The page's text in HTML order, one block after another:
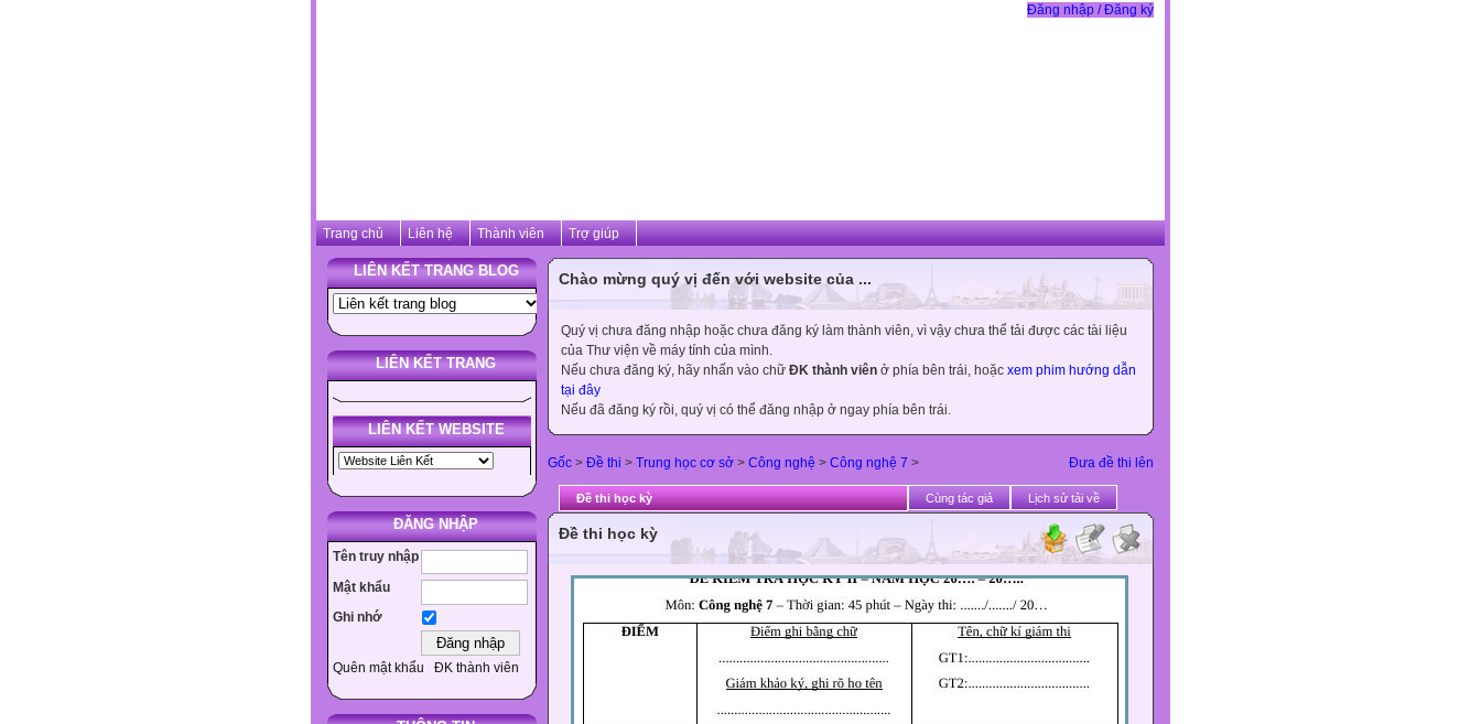
Đăng nhập / Đăng ký
Trang chủ Liên hệ Thành viên Trợ giúp
LIÊN KẾT TRANG BLOG
LIÊN KẾT TRANG
LIÊN KẾT WEBSITE
ĐĂNG NHẬP
Tên truy nhập
Mật khẩu
Ghi nhớ
Quên mật khẩu ĐK thành viên
Chào mừng quý vị đến với website của ...
Quý vị chưa đăng nhập hoặc chưa đăng ký làm thành viên, vì vậy chưa thể tải được các tài liệu
của Thư viện về máy tính của mình.
Nếu chưa đăng ký, hãy nhấn vào chữ ĐK thành viên ở phía bên trái, hoặc xem phim hướng dẫn
tại đây
Nếu đã đăng ký rồi, quý vị có thể đăng nhập ở ngay phía bên trái.
Đưa đề thi lên
Gốc > Đề thi > Trung học cơ sở > Công nghệ > Công nghệ 7 >
Đề thi học kỳ Cùng tác giả Lịch sử tải về
Đề thi học kỳ